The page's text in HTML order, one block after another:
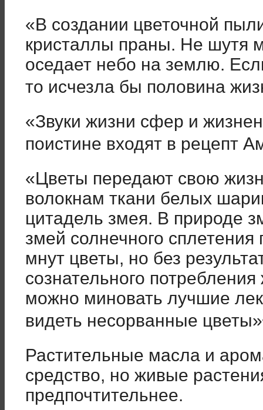
«В создании цветочной
кристаллы праны. Не шутя
оседает небо на землю.
то исчезла бы половина
«Звуки жизни сфер и
поистине входят в рецепт
«Цветы передают свою
волокнам ткани белых
цитадель змея. В природе
змей солнечного
мнут цветы, но без
сознательного
можно миновать лучшие
видеть несорванные цветы»
Растительные масла и
средство, но живые
предпочтительнее.